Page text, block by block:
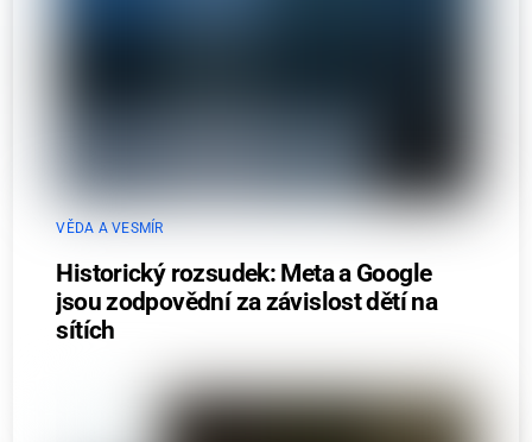
VĚDA A VESMÍR
Historický rozsudek: Meta a Google
jsou zodpovědní za závislost dětí na
sítích